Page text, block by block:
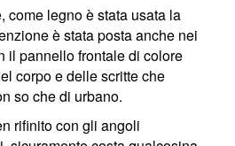
come legno è stata usata la
è stata posta anche nei
il pannello frontale di colore
corpo e delle scritte che
so che di urbano.
rifinito con gli angoli